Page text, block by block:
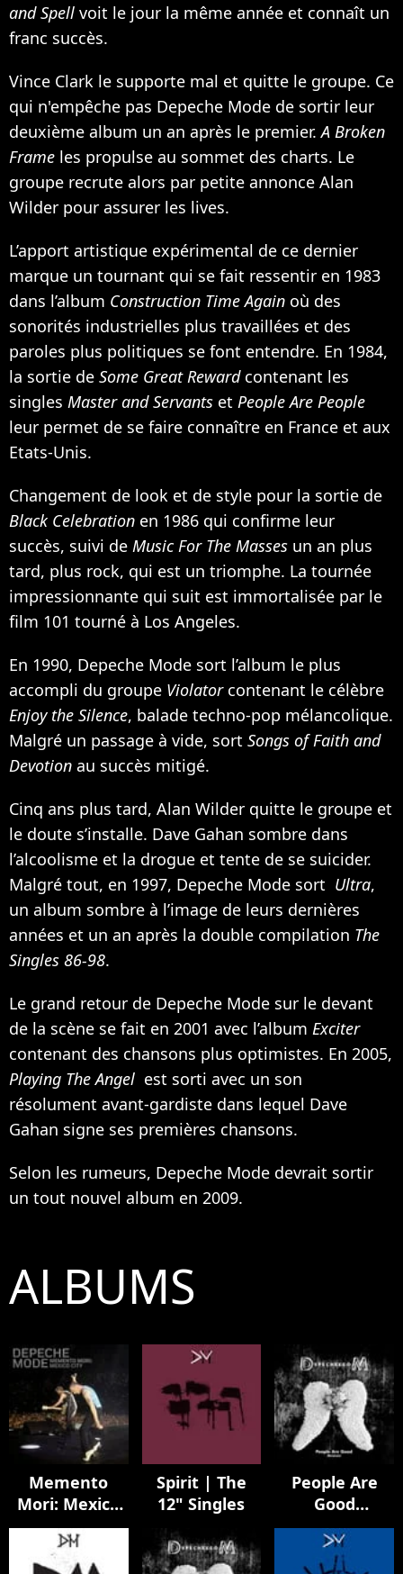
and Spell voit le jour la même année et connaît un
franc succès.
Vince Clark le supporte mal et quitte le groupe. Ce
qui n'empêche pas Depeche Mode de sortir leur
deuxième album un an après le premier.A Broken
Frame les propulse au sommet des charts. Le
groupe recrute alors par petite annonce Alan
Wilder pour assurer les lives.
L’apport artistique expérimental de ce dernier
marque un tournant qui se fait ressentir en 1983
dans l’album Construction Time Again où des
sonorités industrielles plus travaillées et des
paroles plus politiques se font entendre. En 1984,
la sortie de Some Great Rewardcontenant les
singles Master and Servants et People Are People
leur permet de se faire connaître en France et aux
Etats-Unis.
Changement de look et de style pour la sortie de
Black Celebration en 1986 qui confirme leur
succès, suivi de Music For The Masses un an plus
tard, plus rock, qui est un triomphe. La tournée
impressionnante qui suit est immortalisée par le
film 101 tourné à Los Angeles.
En 1990, Depeche Mode sort l’album le plus
accompli du groupe Violatorcontenant le célèbre
Enjoy the Silence, balade techno-pop mélancolique.
Malgré un passage à vide, sort Songs of Faith and
Devotion au succès mitigé.
Cinq ans plus tard, Alan Wilder quitte le groupe et
le doute s’installe. Dave Gahan sombre dans
l’alcoolisme et la drogue et tente de se suicider.
Malgré tout, en 1997, Depeche Mode sort Ultra,
un album sombre à l’image de leurs dernières
années et un an après la double compilation The
Singles 86-98.
Le grand retour de Depeche Mode sur le devant
de la scène se fait en 2001 avec l’album Exciter
contenant des chansons plus optimistes. En 2005,
Playing The Angel est sorti avec un son
résolument avant-gardiste dans lequel Dave
Gahan signe ses premières chansons.
Selon les rumeurs, Depeche Mode devrait sortir
un tout nouvel album en 2009.
ALBUMS
Memento
Mori: Mexico
City
Spirit | The
12" Singles
People Are
Good
(Remixes)